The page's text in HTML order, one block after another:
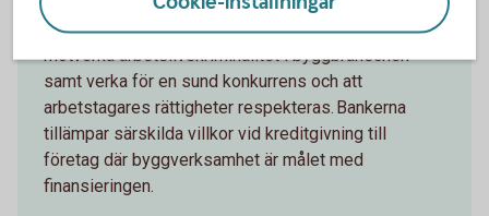
banker och kreditinstitut i Sverige: Syftet är att
motverka arbetslivskriminalitet i byggbranschen
samt verka för en sund konkurrens och att
arbetstagares rättigheter respekteras. Bankerna
tillämpar särskilda villkor vid kreditgivning till
företag där byggverksamhet är målet med
finansieringen.